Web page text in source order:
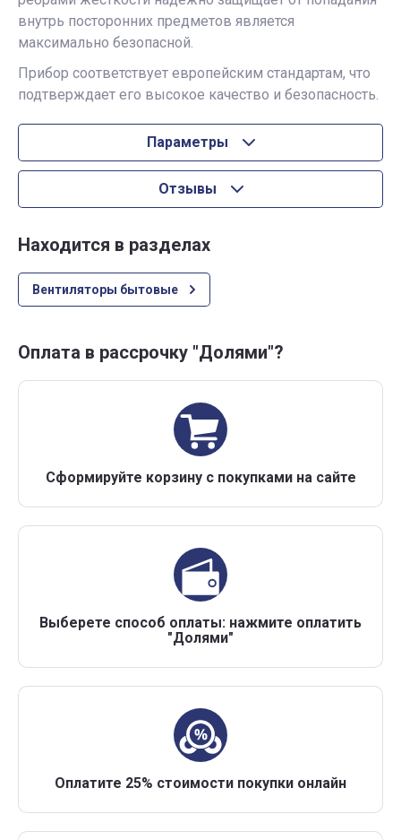
внутрь посторонних предметов является
максимально безопасной.
Прибор соответствует европейским стандартам, что
подтверждает его высокое качество и безопасность.
Параметры
Отзывы
Находится в разделах
Вентиляторы бытовые
Оплата в рассрочку "Долями"?
Сформируйте корзину с покупками на сайте
Выберете способ оплаты: нажмите оплатить
"Долями"
Оплатите 25% стоимости покупки онлайн